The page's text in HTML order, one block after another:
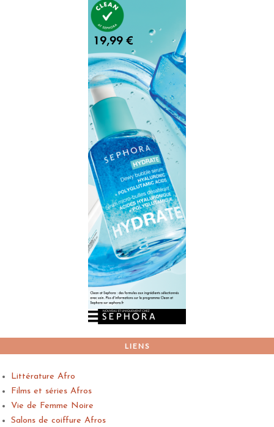
LIENS
Littérature Afro
Films et séries Afros
Vie de Femme Noire
Salons de coiffure Afros